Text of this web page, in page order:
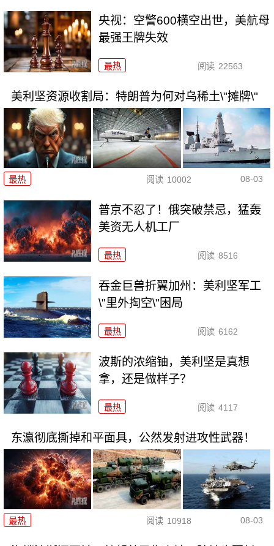
央视：空警600横空出世，美航母
最强王牌失效
最热 阅读 22563
美利坚资源收割局：特朗普为何对乌稀土\"摊牌\"
最热 阅读 10002 08-03
普京不忍了！俄突破禁忌，猛轰
美资无人机工厂
最热 阅读 8516
吞金巨兽折翼加州：美利坚军工
\"里外掏空\"困局
最热 阅读 6162
波斯的浓缩铀，美利坚是真想
拿，还是做样子？
最热 阅读 4117
东瀛彻底撕掉和平面具，公然发射进攻性武器！
最热 阅读 10918 08-03